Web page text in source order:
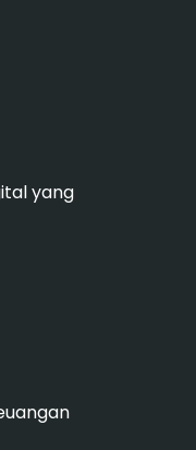
yang